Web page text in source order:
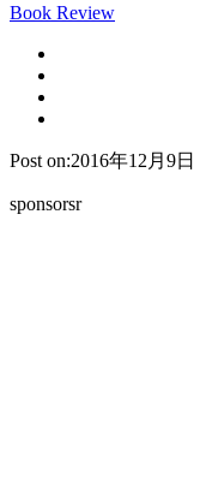
Book Review
Post on:2016年12月9日
sponsorsr